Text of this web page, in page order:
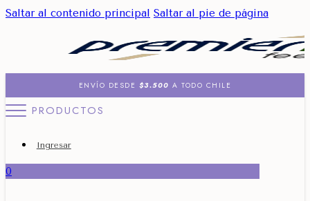
Saltar al contenido principal Saltar al pie de página
ENVÍO DESDE $3.500 A TODO CHILE
PRODUCTOS
Ingresar
0